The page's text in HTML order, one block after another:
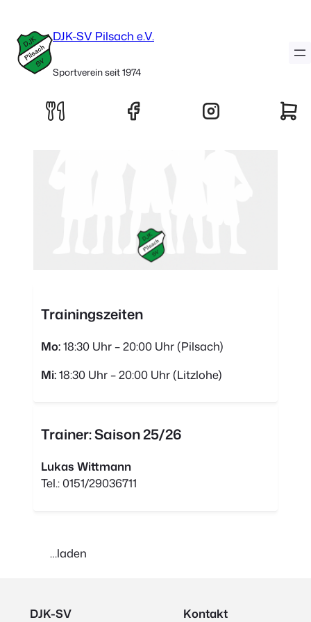
DJK-SV Pilsach e.V.
Sportverein seit 1974
C-Jugend (U15)
Trainingszeiten
Mo:18:30 Uhr – 20:00 Uhr (Pilsach)
Mi:18:30 Uhr – 20:00 Uhr (Litzlohe)
Trainer: Saison 25/26
Lukas Wittmann
Tel.: 0151/29036711
…laden
DJK-SV
Kontakt